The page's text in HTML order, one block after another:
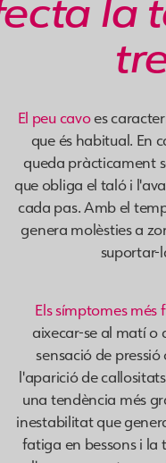
la
El peu cavoes
que és habitual. En
queda pràcticament
que obliga el taló i
cada pas. Amb el
genera molèsties a
suportar-
Els símptomes més
aixecar-se al matí o
sensació de
l'aparició de
una tendència més
inestabilitat que
fatiga en bessons i la